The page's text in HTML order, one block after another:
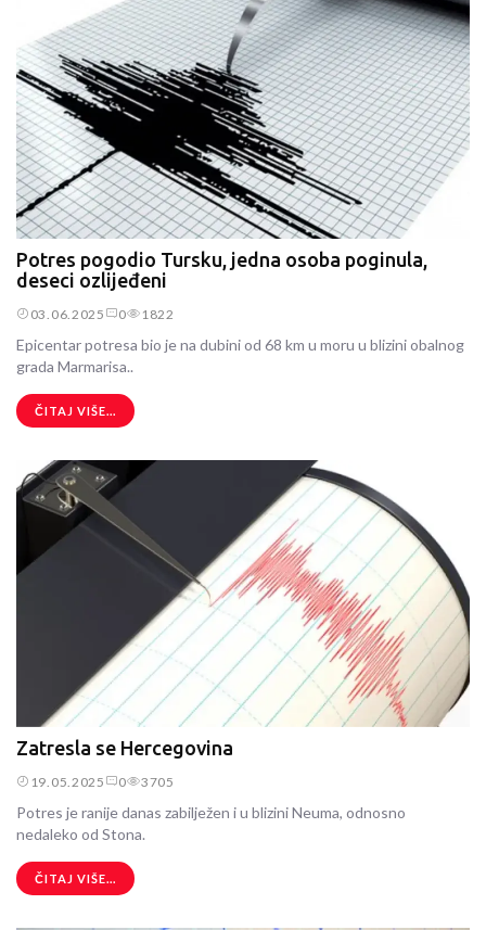
Potres pogodio Tursku, jedna osoba poginula,
deseci ozlijeđeni
03.06.2025 0 1822
Epicentar potresa bio je na dubini od 68 km u moru u blizini obalnog
grada Marmarisa..
ČITAJ VIŠE...
Zatresla se Hercegovina
19.05.2025 0 3705
Potres je ranije danas zabilježen i u blizini Neuma, odnosno
nedaleko od Stona.
ČITAJ VIŠE...